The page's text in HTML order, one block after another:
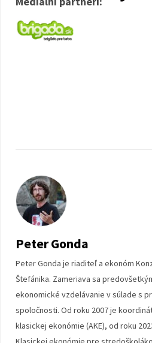
Peter Gonda
Peter Gonda je riaditeľ a ekonóm
Štefánika. Zameriava sa
ekonomické vzdelávanie v súlade s
spoločnosti. Od roku 2007 je
klasickej ekonómie (AKE), od roku